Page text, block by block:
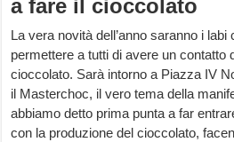
a fare il cioccolato
La vera novità dell’anno saranno i
permettere a tutti di avere un contatto
cioccolato. Sarà intorno a Piazza IV
il Masterchoc, il vero tema della
abbiamo detto prima punta a far
con la produzione del cioccolato,